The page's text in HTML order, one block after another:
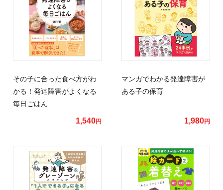
その子に合った食べ方がわ
かる！発達障害がよくなる
毎日ごはん
1,540円
マンガでわかる発達障害が
ある子の保育
1,980円